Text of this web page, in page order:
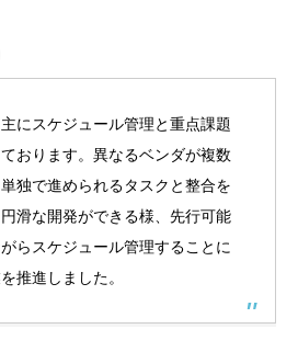
にスケジュール管理と重点課題
おります。異なるベンダが複数
独で進められるタスクと整合を
滑な開発ができる様、先行可能
らスケジュール管理することに
推進しました。